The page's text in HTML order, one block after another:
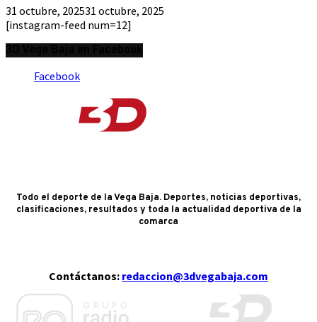
31 octubre, 202531 octubre, 2025
[instagram-feed num=12]
Facebook
Todo el deporte de la Vega Baja. Deportes, noticias deportivas,
clasificaciones, resultados y toda la actualidad deportiva de la
comarca
Contáctanos: redaccion@3dvegabaja.com